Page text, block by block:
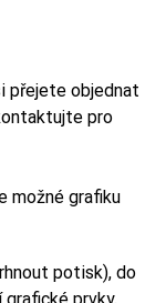
přejete objednat
pro
možné grafiku
potisk), do